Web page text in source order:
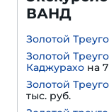
ВАНД
Золотой
Золотой
Каджурахо на
Золотой
тыс. руб.